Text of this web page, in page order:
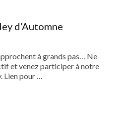
d’Automne
à grands pas… Ne
et venez participer à notre
Lien pour …